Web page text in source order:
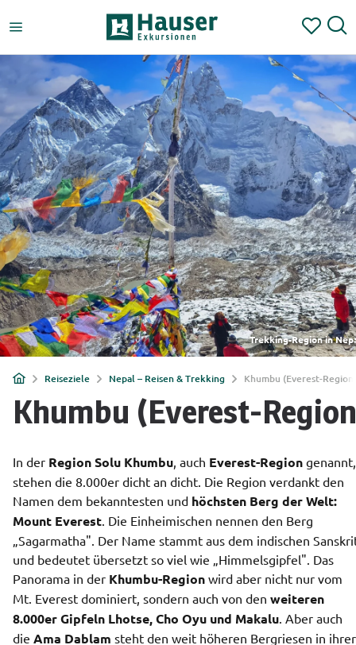
Trekking-Region in
Reiseziele Nepal – Reisen & Trekking Khumbu (Everest-Region)
Khumbu (Everest-
In der Region Solu Khumbu, auch Everest-Region genannt,
stehen die 8.000er dicht an dicht. Die Region verdankt den
Namen dem bekanntesten und höchsten Berg der Welt:
Mount Everest. Die Einheimischen nennen den Berg
„Sagarmatha". Der Name stammt aus dem indischen
und bedeutet übersetzt so viel wie „Himmelsgipfel". Das
Panorama in der Khumbu-Region wird aber nicht nur vom
Mt. Everest dominiert, sondern auch von den weiteren
8.000er Gipfeln Lhotse, Cho Oyu und Makalu. Aber auch
die Ama Dablam steht den weit höheren Bergriesen in ihrer